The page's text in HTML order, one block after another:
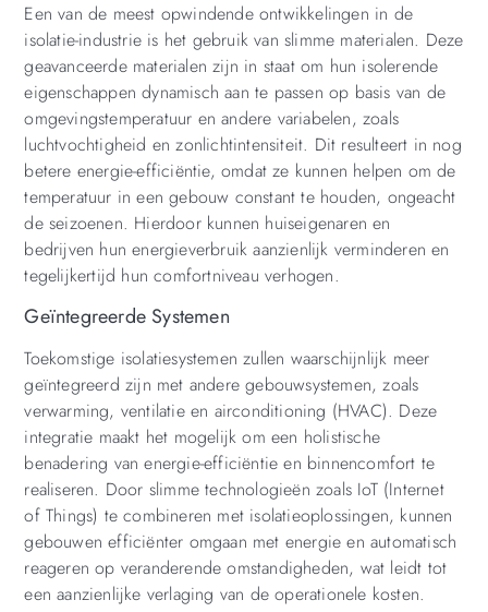
Een van de meest opwindende ontwikkelingen in de
isolatie-industrie is het gebruik van slimme materialen. Deze
geavanceerde materialen zijn in staat om hun isolerende
eigenschappen dynamisch aan te passen op basis van de
omgevingstemperatuur en andere variabelen, zoals
luchtvochtigheid en zonlichtintensiteit. Dit resulteert in nog
betere energie-efficiëntie, omdat ze kunnen helpen om de
temperatuur in een gebouw constant te houden, ongeacht
de seizoenen. Hierdoor kunnen huiseigenaren en
bedrijven hun energieverbruik aanzienlijk verminderen en
tegelijkertijd hun comfortniveau verhogen.
Geïntegreerde Systemen
Toekomstige isolatiesystemen zullen waarschijnlijk meer
geïntegreerd zijn met andere gebouwsystemen, zoals
verwarming, ventilatie en airconditioning (HVAC). Deze
integratie maakt het mogelijk om een holistische
benadering van energie-efficiëntie en binnencomfort te
realiseren. Door slimme technologieën zoals IoT (Internet
of Things) te combineren met isolatieoplossingen, kunnen
gebouwen efficiënter omgaan met energie en automatisch
reageren op veranderende omstandigheden, wat leidt tot
een aanzienlijke verlaging van de operationele kosten.